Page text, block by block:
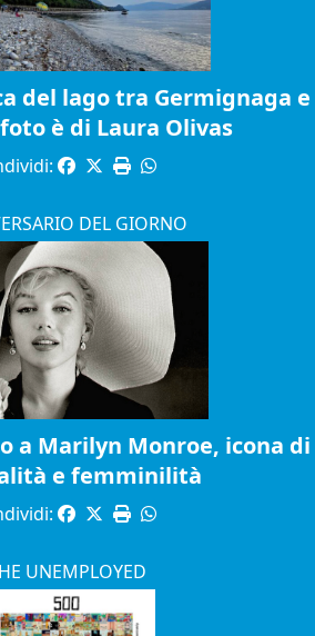
del lago tra Germignaga e
è di Laura Olivas
DEL GIORNO
a Marilyn Monroe, icona di
e femminilità
UNEMPLOYED